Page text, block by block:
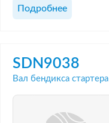
Подробнее
SDN9038
Вал бендикса стартера